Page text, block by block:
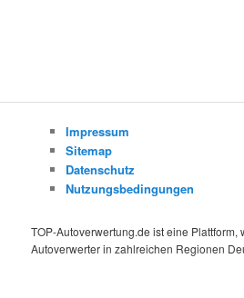
Impressum
Sitemap
Datenschutz
Nutzungsbedingungen
TOP-Autoverwertung.de ist eine Plattform,
Autoverwerter in zahlreichen Regionen